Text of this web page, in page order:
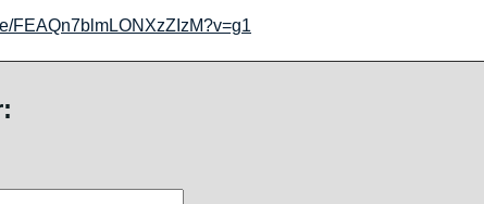
FEAQn7blmLONXzZIzM?v=g1